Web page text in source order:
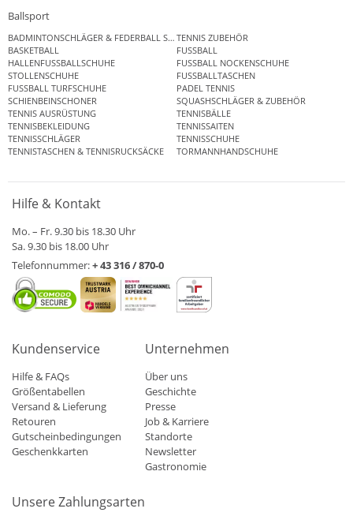
Ballsport
BADMINTONSCHLÄGER & FEDERBALL SETSTENNIS ZUBEHÖR
BASKETBALL
FUSSBALL
HALLENFUSSBALLSCHUHE
FUSSBALL NOCKENSCHUHE
STOLLENSCHUHE
FUSSBALLTASCHEN
FUSSBALL TURFSCHUHE
PADEL TENNIS
SCHIENBEINSCHONER
SQUASHSCHLÄGER & ZUBEHÖR
TENNIS AUSRÜSTUNG
TENNISBÄLLE
TENNISBEKLEIDUNG
TENNISSAITEN
TENNISSCHLÄGER
TENNISSCHUHE
TENNISTASCHEN & TENNISRUCKSÄCKE
TORMANNHANDSCHUHE
Hilfe & Kontakt
Mo. – Fr. 9.30 bis 18.30 Uhr
Sa. 9.30 bis 18.00 Uhr
Telefonnummer:+ 43 316 / 870-0
Kundenservice
Hilfe & FAQs
Größentabellen
Versand & Lieferung
Retouren
Gutscheinbedingungen
Geschenkkarten
Unternehmen
Über uns
Geschichte
Presse
Job & Karriere
Standorte
Newsletter
Gastronomie
Unsere Zahlungsarten